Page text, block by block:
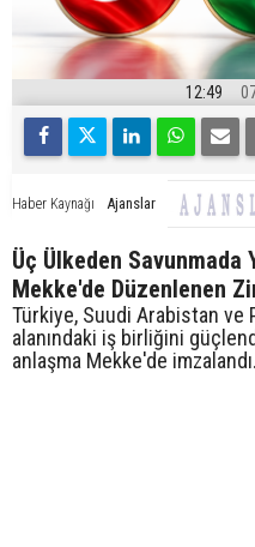
12:49
Haber Kaynağı Ajanslar
Üç Ülkeden
Mekke'de Düzenlenen
Türkiye, Suudi Arabistan ve
alanındaki iş birliğini
anlaşma Mekke'de